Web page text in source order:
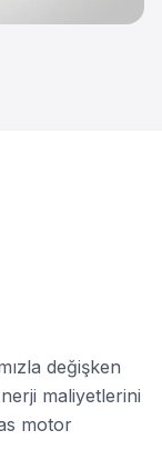
değişken
maliyetlerini
motor